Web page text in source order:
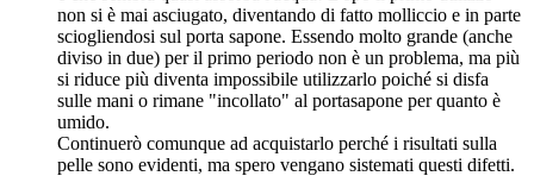
non si è mai asciugato, diventando di fatto molliccio e in parte
sciogliendosi sul porta sapone. Essendo molto grande (anche
diviso in due) per il primo periodo non è un problema, ma più
si riduce più diventa impossibile utilizzarlo poiché si disfa
sulle mani o rimane "incollato" al portasapone per quanto è
umido.
Continuerò comunque ad acquistarlo perché i risultati sulla
pelle sono evidenti, ma spero vengano sistemati questi difetti.